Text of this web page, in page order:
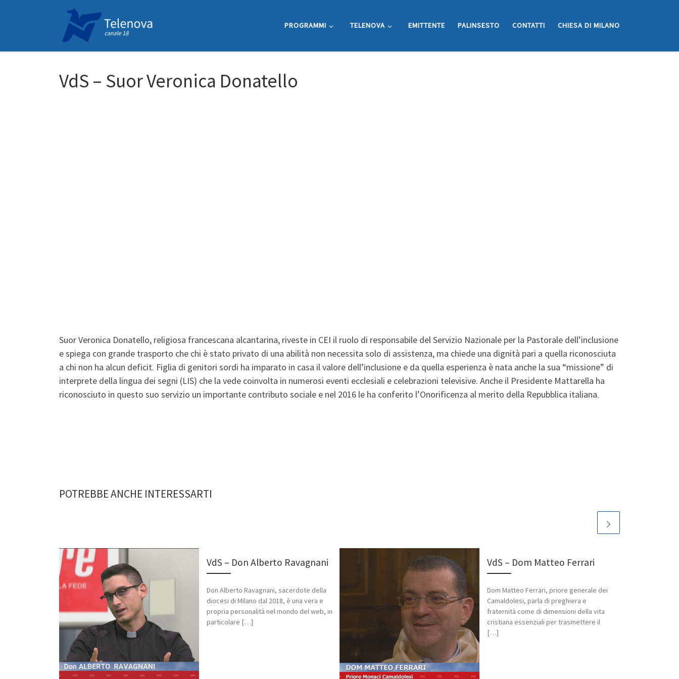
Passa al contenuto
PROGRAMMI TELENOVA EMITTENTE PALINSESTO CONTATTI CHIESA DI MILANO
VdS – Suor Veronica Donatello
Suor Veronica Donatello, religiosa francescana alcantarina, riveste in CEI il ruolo di responsabile del Servizio Nazionale per la Pastorale dell’inclusione
e spiega con grande trasporto che chi è stato privato di una abilità non necessita solo di assistenza, ma chiede una dignità pari a quella riconosciuta
a chi non ha alcun deficit. Figlia di genitori sordi ha imparato in casa il valore dell’inclusione e da quella esperienza è nata anche la sua “missione” di
interprete della lingua dei segni (LIS) che la vede coinvolta in numerosi eventi ecclesiali e celebrazioni televisive. Anche il Presidente Mattarella ha
riconosciuto in questo suo servizio un importante contributo sociale e nel 2016 le ha conferito l’Onorificenza al merito della Repubblica italiana.
POTREBBE ANCHE INTERESSARTI
VdS – Don Alberto Ravagnani
Don Alberto Ravagnani, sacerdote della
diocesi di Milano dal 2018, è una vera e
propria personalità nel mondo del web, in
particolare […]
VdS – Dom Matteo Ferrari
Dom Matteo Ferrari, priore generale dei
Camaldolesi, parla di preghiera e
fraternità come di dimensioni della vita
cristiana essenziali per trasmettere il
[…]